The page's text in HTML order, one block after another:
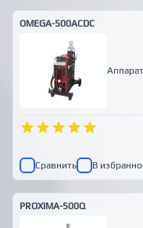
OMEGA-500ACDC
Сравнить В
PROXIMA-500Q